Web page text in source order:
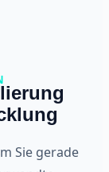
Sie gerade